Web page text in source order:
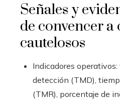
Señales y
de convencer
cautelosos
Indicadores
detección (TMD),
(TMR), porcentaje de